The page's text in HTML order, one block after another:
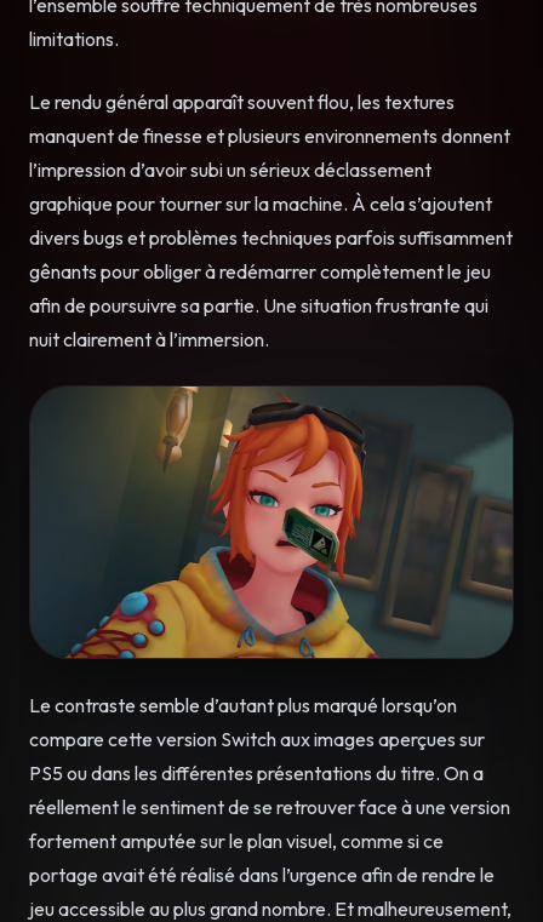
limitations.
Le rendu général apparaît souvent flou, les textures
manquent de finesse et plusieurs environnements donnent
l’impression d’avoir subi un sérieux déclassement
graphique pour tourner sur la machine. À cela s’ajoutent
divers bugs et problèmes techniques parfois suffisamment
gênants pour obliger à redémarrer complètement le jeu
afin de poursuivre sa partie. Une situation frustrante qui
nuit clairement à l’immersion.
Le contraste semble d’autant plus marqué lorsqu’on
compare cette version Switch aux images aperçues sur
PS5 ou dans les différentes présentations du titre. On a
réellement le sentiment de se retrouver face à une version
fortement amputée sur le plan visuel, comme si ce
portage avait été réalisé dans l’urgence afin de rendre le
jeu accessible au plus grand nombre. Et malheureusement,